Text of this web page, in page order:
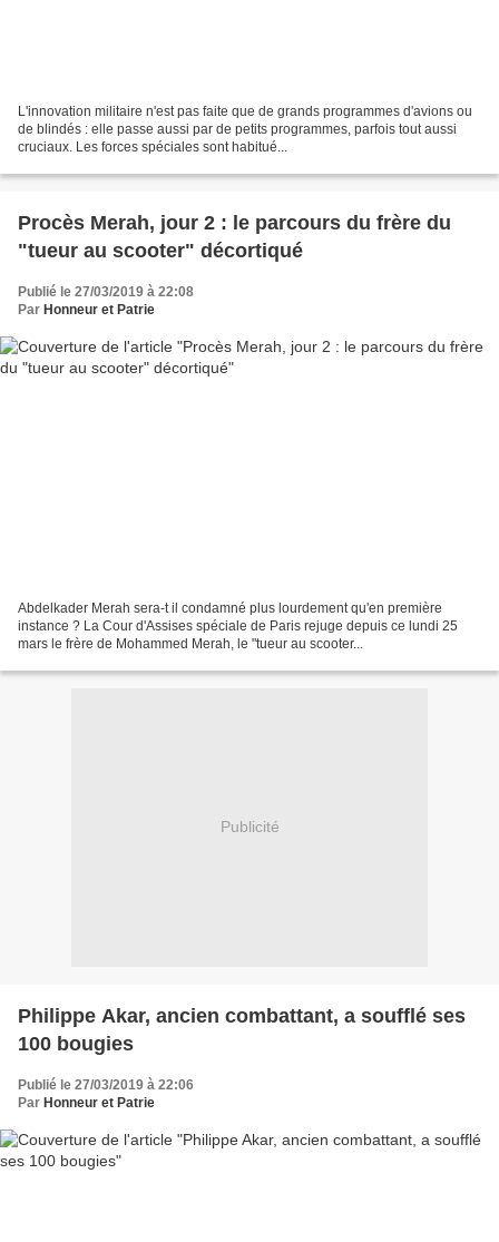
L'innovation militaire n'est pas faite que de grands programmes d'avions ou
de blindés : elle passe aussi par de petits programmes, parfois tout aussi
cruciaux. Les forces spéciales sont habitué...
Procès Merah, jour 2 : le parcours du frère du
"tueur au scooter" décortiqué
Publié le 27/03/2019 à 22:08
Par Honneur et Patrie
Abdelkader Merah sera-t il condamné plus lourdement qu'en première
instance ? La Cour d'Assises spéciale de Paris rejuge depuis ce lundi 25
mars le frère de Mohammed Merah, le "tueur au scooter...
Publicité
Philippe Akar, ancien combattant, a soufflé ses
100 bougies
Publié le 27/03/2019 à 22:06
Par Honneur et Patrie